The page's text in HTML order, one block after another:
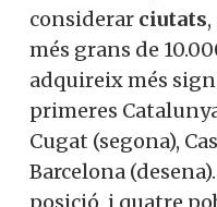
considerar ciutats
més grans de
adquireix més
primeres
Cugat (segona),
Barcelona